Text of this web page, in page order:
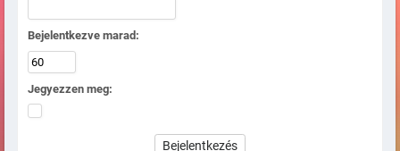
Bejelentkezve marad:
Jegyezzen meg: